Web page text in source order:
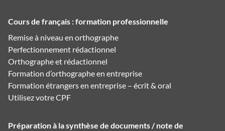
Cours de français : formation professionnelle
Remise à niveau en orthographe
Perfectionnement rédactionnel
Orthographe et rédactionnel
Formation d’orthographe en entreprise
Formation étrangers en entreprise – écrit & oral
Utilisez votre CPF
Préparation à la synthèse de documents / note de